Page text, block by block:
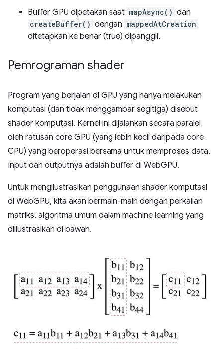
Buffer GPU dipetakan saat mapAsync() dan
createBuffer() dengan mappedAtCreation
ditetapkan ke benar (true) dipanggil.
Pemrograman shader
Program yang berjalan di GPU yang hanya melakukan
komputasi (dan tidak menggambar segitiga) disebut
shader komputasi. Kernel ini dijalankan secara paralel
oleh ratusan core GPU (yang lebih kecil daripada core
CPU) yang beroperasi bersama untuk memproses data.
Input dan outputnya adalah buffer di WebGPU.
Untuk mengilustrasikan penggunaan shader komputasi
di WebGPU, kita akan bermain-main dengan perkalian
matriks, algoritma umum dalam machine learning yang
diilustrasikan di bawah.